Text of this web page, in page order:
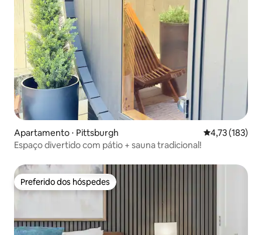
Apartamento ⋅ Pittsburgh 4,73 de uma
4,73 (183)
Espaço divertido com pátio + sauna tradicional!
Preferido dos hóspedes
Preferido dos hóspedes